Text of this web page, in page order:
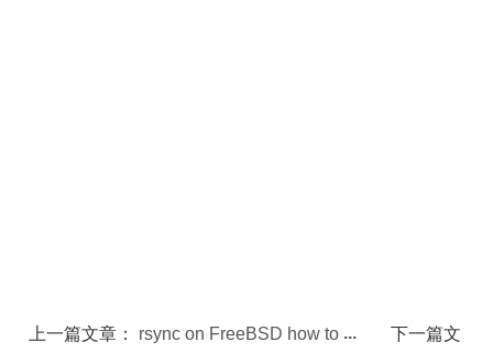
上一篇文章： rsync on FreeBSD how to
下一篇文